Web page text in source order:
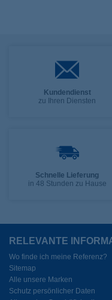
Kundendienst
zu Ihren Diensten
Schnelle Lieferung
in 48 Stunden zu Hause
RELEVANTE
Wo finde ich meine Referenz?
Sitemap
Alle unsere Marken
Schutz persönlicher Daten